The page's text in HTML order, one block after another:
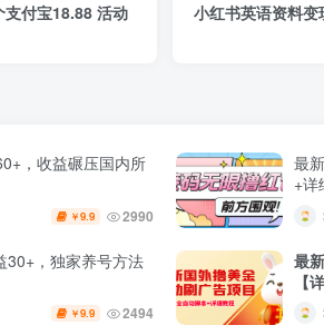
付宝18.88 活动
小红书英语资料
，收益碾压国内所
￥9.9 2990
最
+详
30+，独家养号方法
￥9.9 2494
最
【